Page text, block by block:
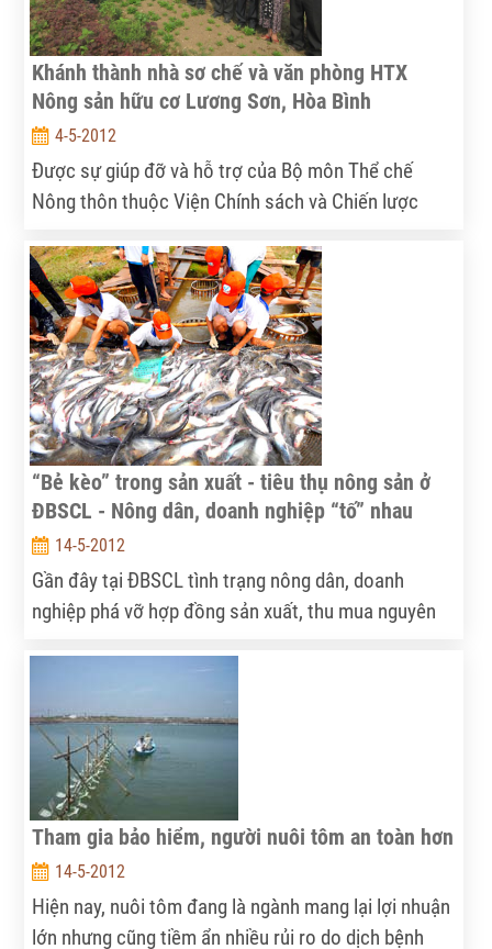
Khánh thành nhà sơ chế và văn phòng HTX
Nông sản hữu cơ Lương Sơn, Hòa Bình
4-5-2012
Được sự giúp đỡ và hỗ trợ của Bộ môn Thể chế
Nông thôn thuộc Viện Chính sách và Chiến lược
huyện Lương Sơn, Hội nông dân huyện Lương Sơn,
tổ chức ADDA và các Phòng ban thuộc huyện Lương
Sơn, ngày 4-5- 2012, HTX nông sản hữu cơ Lương
Sơn đã hoàn thành công trình Trụ sở giao dịch, văn
phòng và nhà sơ chế, hệ thống lưới che phủ rau hữu
cơ.
“Bẻ kèo” trong sản xuất - tiêu thụ nông sản ở
ĐBSCL - Nông dân, doanh nghiệp “tố” nhau
14-5-2012
Gần đây tại ĐBSCL tình trạng nông dân, doanh
nghiệp phá vỡ hợp đồng sản xuất, thu mua nguyên
thể chính trong mối liên kết chưa thật sự có thiện
chí ngồi “chung xuồng” mà ai cũng luôn giành phần
lợi tối đa về mình, tố nhau quyết liệt. Cuối cùng,
nông dân vẫn luôn gánh chịu thiệt thòi!
Tham gia bảo hiểm, người nuôi tôm an toàn hơn
14-5-2012
Hiện nay, nuôi tôm đang là ngành mang lại lợi nhuận
lớn nhưng cũng tiềm ẩn nhiều rủi ro do dịch bệnh